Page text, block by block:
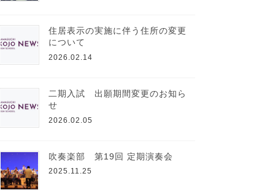
住居表示の実施に伴う住所の変更
について
2026.02.14
二期入試 出願期間変更のお知ら
せ
2026.02.05
吹奏楽部 第19回 定期演奏会
2025.11.25